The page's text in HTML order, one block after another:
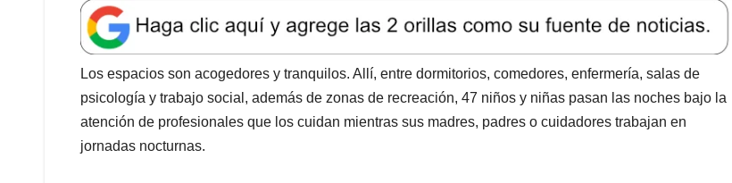
a
t
s
A
p
p
e
b
o
o
k
k
e
d
I
n
l
e
a
d
s
Los espacios son acogedores y tranquilos. Allí, entre dormitorios, comedores, enfermería, salas de
psicología y trabajo social, además de zonas de recreación, 47 niños y niñas pasan las noches bajo la
atención de profesionales que los cuidan mientras sus madres, padres o cuidadores trabajan en
jornadas nocturnas.